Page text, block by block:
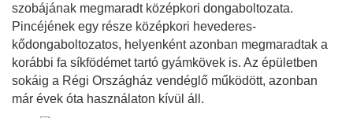
szobájának megmaradt középkori dongaboltozata.
Pincéjének egy része középkori hevederes-
kődongaboltozatos, helyenként azonban megmaradtak a
korábbi fa síkfödémet tartó gyámkövek is. Az épületben
sokáig a Régi Országház vendéglő működött, azonban
már évek óta használaton kívül áll.